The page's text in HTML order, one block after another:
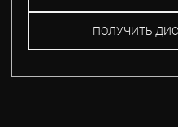
ПОЛУЧИТЬ